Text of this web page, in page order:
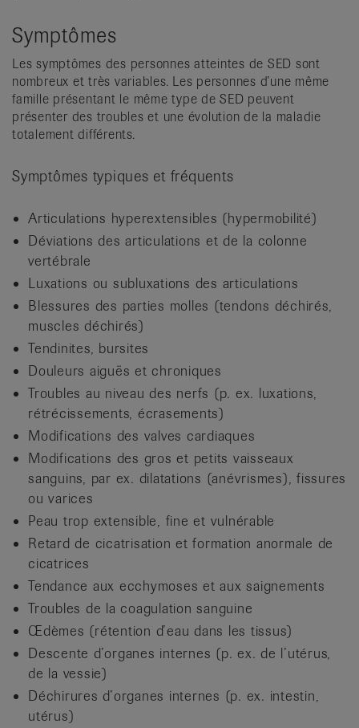
Symptômes
Les symptômes des personnes atteintes de SED sont
nombreux et très variables. Les personnes d’une même
famille présentant le même type de SED peuvent
présenter des troubles et une évolution de la maladie
totalement différents.
Symptômes typiques et fréquents
Articulations hyperextensibles (hypermobilité)
Déviations des articulations et de la colonne
vertébrale
Luxations ou subluxations des articulations
Blessures des parties molles (tendons déchirés,
muscles déchirés)
Tendinites, bursites
Douleurs aiguës et chroniques
Troubles au niveau des nerfs (p. ex. luxations,
rétrécissements, écrasements)
Modifications des valves cardiaques
Modifications des gros et petits vaisseaux
sanguins, par ex. dilatations (anévrismes), fissures
ou varices
Peau trop extensible, fine et vulnérable
Retard de cicatrisation et formation anormale de
cicatrices
Tendance aux ecchymoses et aux saignements
Troubles de la coagulation sanguine
Œdèmes (rétention d’eau dans les tissus)
Descente d’organes internes (p. ex. de l’utérus,
de la vessie)
Déchirures d’organes internes (p. ex. intestin,
utérus)